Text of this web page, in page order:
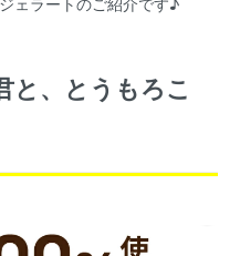
と、とうもろこ